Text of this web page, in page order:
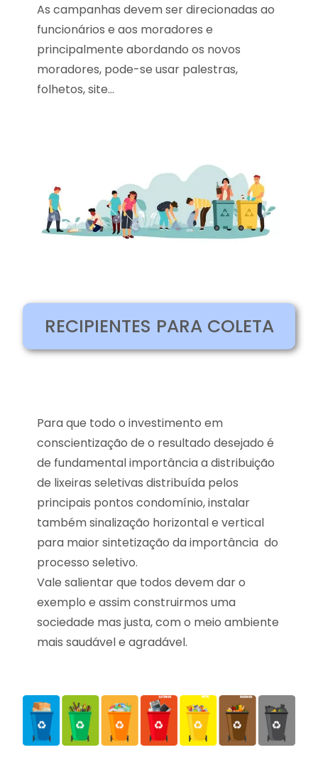
As campanhas devem ser direcionadas ao
funcionários e aos moradores e
principalmente abordando os novos
moradores, pode-se usar palestras,
folhetos, site…
RECIPIENTES PARA COLETA
Para que todo o investimento em
conscientização de o resultado desejado é
de fundamental importância a distribuição
de lixeiras seletivas distribuída pelos
principais pontos condomínio, instalar
também sinalização horizontal e vertical
para maior sintetização da importância do
processo seletivo.
Vale salientar que todos devem dar o
exemplo e assim construirmos uma
sociedade mas justa, com o meio ambiente
mais saudável e agradável.